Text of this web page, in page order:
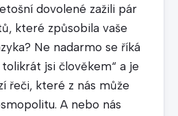
dovolené zažili pár
které způsobila vaše
Ne nadarmo se říká
tolikrát jsi člověkem“ a je
řeči, které z nás může
A nebo nás